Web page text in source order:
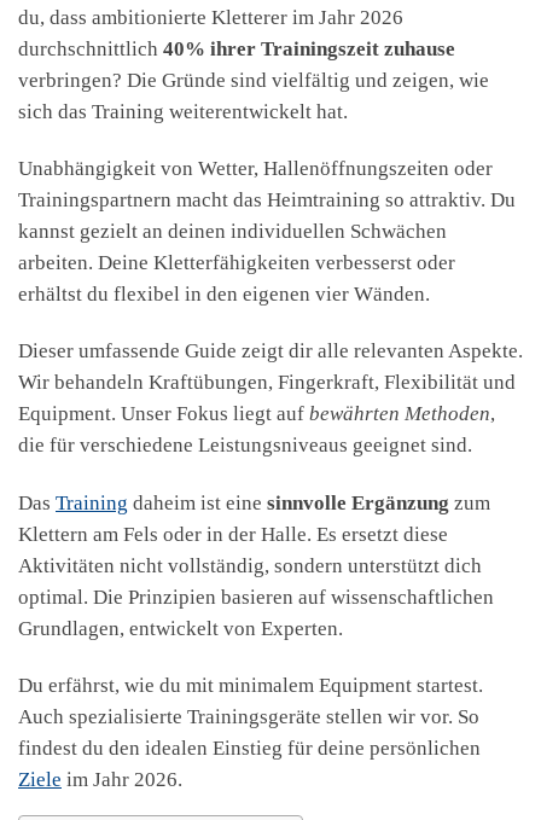
du, dass ambitionierte Kletterer im Jahr 2026
durchschnittlich 40% ihrer Trainingszeit zuhause
verbringen? Die Gründe sind vielfältig und zeigen, wie
sich das Training weiterentwickelt hat.
Unabhängigkeit von Wetter, Hallenöffnungszeiten oder
Trainingspartnern macht das Heimtraining so attraktiv. Du
kannst gezielt an deinen individuellen Schwächen
arbeiten. Deine Kletterfähigkeiten verbesserst oder
erhältst du flexibel in den eigenen vier Wänden.
Dieser umfassende Guide zeigt dir alle relevanten Aspekte.
Wir behandeln Kraftübungen, Fingerkraft, Flexibilität und
Equipment. Unser Fokus liegt auf bewährten Methoden,
die für verschiedene Leistungsniveaus geeignet sind.
Das Training daheim ist eine sinnvolle Ergänzung zum
Klettern am Fels oder in der Halle. Es ersetzt diese
Aktivitäten nicht vollständig, sondern unterstützt dich
optimal. Die Prinzipien basieren auf wissenschaftlichen
Grundlagen, entwickelt von Experten.
Du erfährst, wie du mit minimalem Equipment startest.
Auch spezialisierte Trainingsgeräte stellen wir vor. So
findest du den idealen Einstieg für deine persönlichen
Ziele im Jahr 2026.